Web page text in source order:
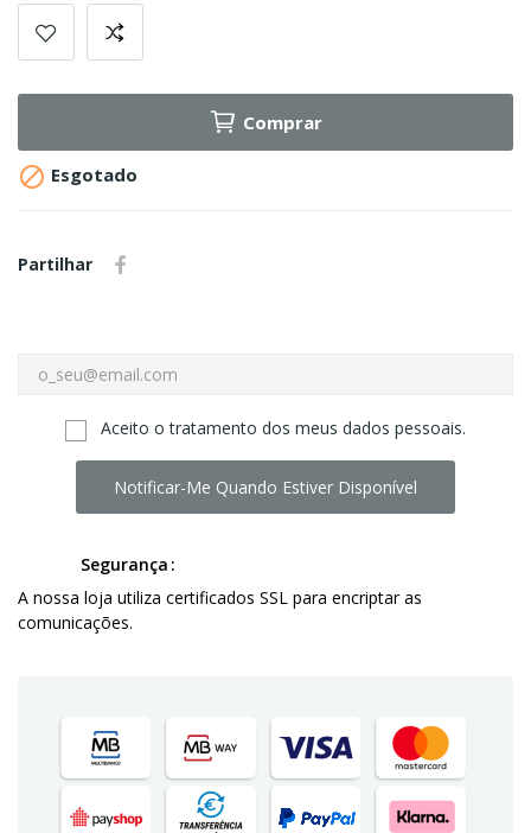
Comprar
 Esgotado
Partilhar
Aceito o tratamento dos meus dados pessoais.
Notificar-Me Quando Estiver Disponível
Segurança
A nossa loja utiliza certificados SSL para encriptar as
comunicações.